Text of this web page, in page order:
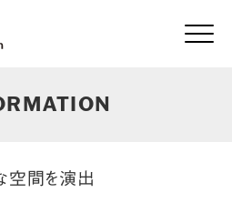
Click
空間を演出